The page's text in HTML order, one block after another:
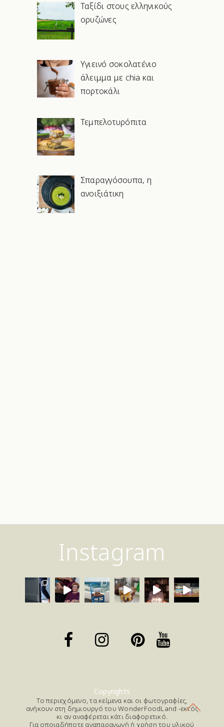
Ταξίδι στους ελληνικούς
ορυζώνες
Υγιεινό σοκολατένιο
άλειμμα με chia και
πορτοκάλι
Τεμπελοτυρόπιτα
Σπαραγγόσουπα, η
ανοιξιάτικη
Instagram
Copyrights
Το περιεχόμενο, τα κείμενα και οι φωτογραφίες,
ανήκουν στη δημιουργό του WonderFoodLand -εκτός
κι αν αναφέρεται κάτι διαφορετικό.
Για οποιαδήποτε αναπαραγωγή ή χρήση του υλικού